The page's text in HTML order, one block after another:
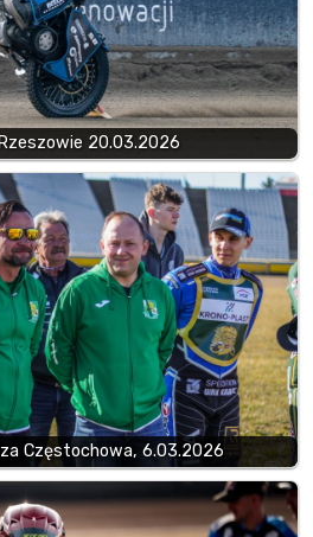
20.03.2026
Częstochowa, 6.03.2026